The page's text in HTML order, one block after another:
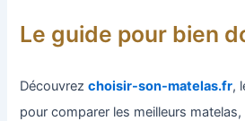
Le guide pour bien
Découvrezchoisir-son-matelas.fr,
pour comparer les meilleurs